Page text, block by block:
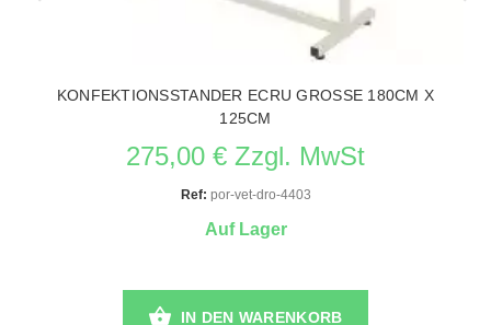
KONFEKTIONSSTANDER ECRU GROSSE 180CM X
125CM
275,00 € Zzgl. MwSt
Ref: por-vet-dro-4403
Auf Lager
IN DEN WARENKORB